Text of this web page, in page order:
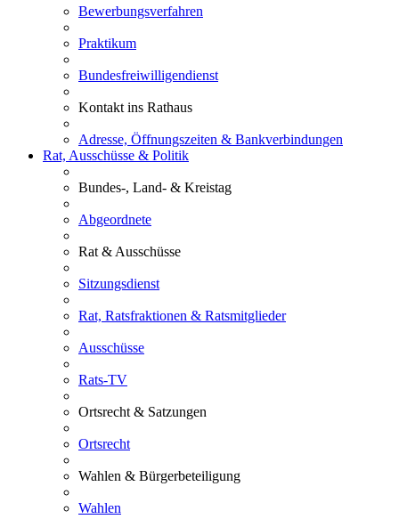
Bewerbungsverfahren
Praktikum
Bundesfreiwilligendienst
Kontakt ins Rathaus
Adresse, Öffnungszeiten & Bankverbindungen
Rat, Ausschüsse & Politik
Bundes-, Land- & Kreistag
Abgeordnete
Rat & Ausschüsse
Sitzungsdienst
Rat, Ratsfraktionen & Ratsmitglieder
Ausschüsse
Rats-TV
Ortsrecht & Satzungen
Ortsrecht
Wahlen & Bürgerbeteiligung
Wahlen